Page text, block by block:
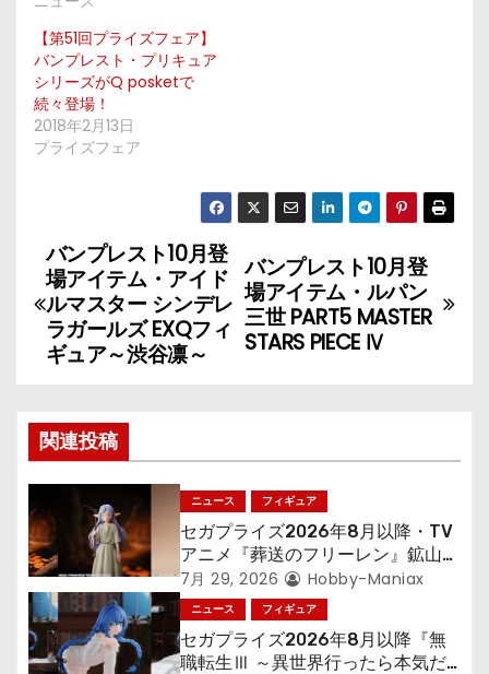
【第51回プライズフェア】
バンプレスト・プリキュア
シリーズがQ posketで
続々登場！
2018年2月13日
プライズフェア
投
稿
ナ
ゲ
ー
シ
ョ
ン
バンプレスト10月登
場アイテム・ルパン
三世 PART5 MASTER
STARS PIECE Ⅳ
バンプレスト10月登
場アイテム・アイド
ルマスター シンデレ
ラガールズ EXQフィ
ギュア～渋谷凛～
関連投稿
ニュース フィギュア
セガプライズ2026年8月以降・TV
アニメ『葬送のフリーレン』鉱山で
300年働くことになっっちゃった
「フリーレン」を立体化！
7月 29, 2026 Hobby-Maniax
ニュース フィギュア
セガプライズ2026年8月以降『無
職転生Ⅲ ～異世界行ったら本気だ